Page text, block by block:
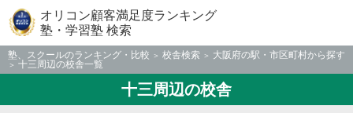
オリコン顧客満足度ランキング
塾・学習塾 検索
塾、スクールのランキング・比較 校舎検索
大阪府の駅・市区町村から探す
十三周辺の校舎一覧
十三周辺の校舎